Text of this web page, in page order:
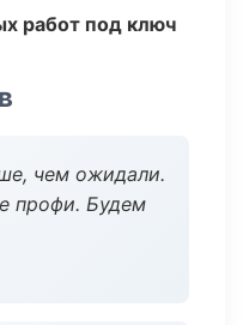
работ под ключ
чем ожидали.
профи. Будем